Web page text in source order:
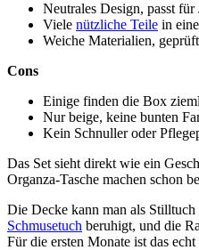
Neutrales Design, passt
Viele nützliche Teile in
Weiche Materialien,
Cons
Einige finden die Box
Nur beige, keine bunten
Kein Schnuller oder
Das Set sieht direkt wie ein
Organza-Tasche machen schon
Die Decke kann man als Stilltuch
Schmusetuch beruhigt, und die
Für die ersten Monate ist das